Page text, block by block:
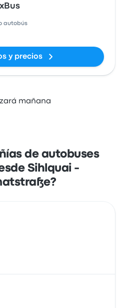
autobús
y precios
mañana
de autobuses
Sihlquai -